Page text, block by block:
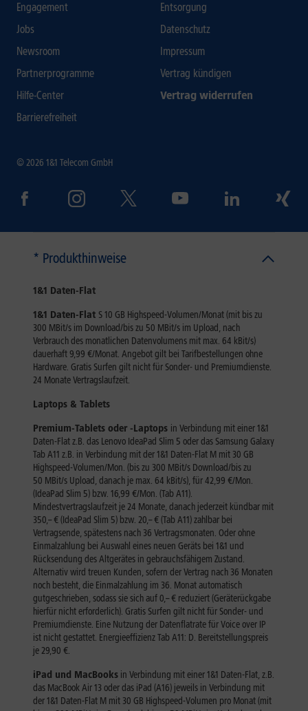
Engagement
Jobs
Newsroom
Partnerprogramme
Hilfe-Center
Barrierefreiheit
Entsorgung
Datenschutz
Impressum
Vertrag kündigen
Vertrag widerrufen
© 2026 1&1 Telecom GmbH